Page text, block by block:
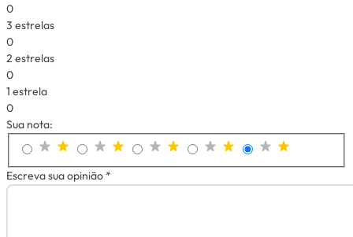
0
3 estrelas
0
2 estrelas
0
1 estrela
0
Sua nota:
Escreva sua opinião *